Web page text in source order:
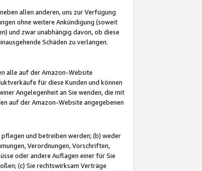
allen anderen, uns zur Verfügung
ohne weitere Ankündigung (soweit
und zwar unabhängig davon, ob diese
Schäden zu verlangen.
alle auf der Amazon-Website
für diese Kunden und können
Angelegenheit an Sie wenden, die mit
auf der Amazon-Website angegebenen
und betreiben werden; (b) weder
Verordnungen, Vorschriften,
oder andere Auflagen einer für Sie
(c) Sie rechtswirksam Verträge